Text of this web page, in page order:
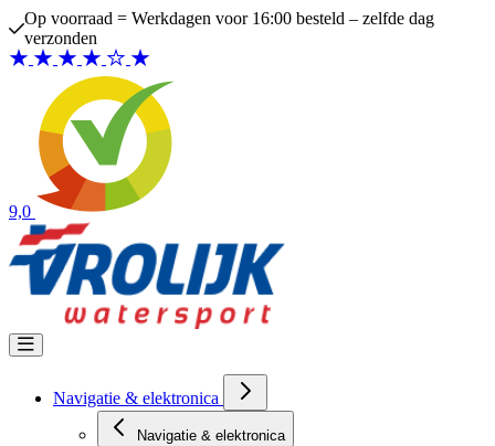
Ga naar de inhoud
Bezoek de winkel in Scheveningen
9,0
Navigatie & elektronica
Navigatie & elektronica